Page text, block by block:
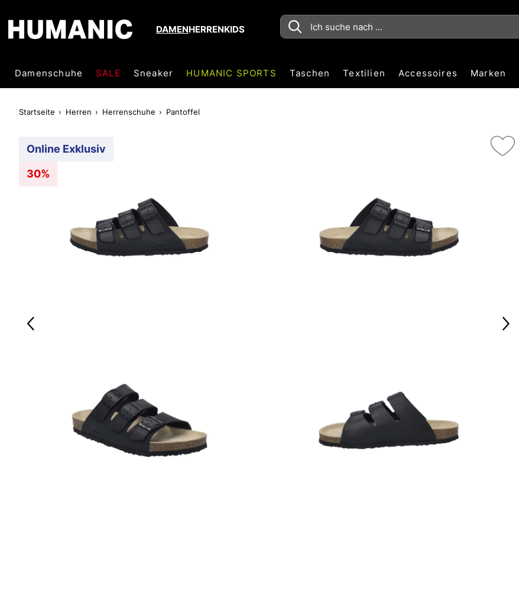
DAMENHERRENKIDS
Damenschuhe SALE Sneaker HUMANIC SPORTS Taschen Textilien Accessoires Marken
Startseite Herren Herrenschuhe Pantoffel
Online Exklusiv
30%